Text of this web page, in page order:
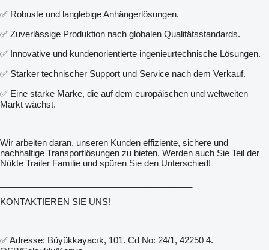
✅ Robuste und langlebige Anhängerlösungen.
✅ Zuverlässige Produktion nach globalen Qualitätsstandards.
✅ Innovative und kundenorientierte ingenieurtechnische Lösungen.
✅ Starker technischer Support und Service nach dem Verkauf.
✅ Eine starke Marke, die auf dem europäischen und weltweiten
Markt wächst.
Wir arbeiten daran, unseren Kunden effiziente, sichere und
nachhaltige Transportlösungen zu bieten. Werden auch Sie Teil der
Nükte Trailer Familie und spüren Sie den Unterschied!
KONTAKTIEREN SIE UNS!
✅ Adresse: Büyükkayacık, 101. Cd No: 24/1, 42250 4.